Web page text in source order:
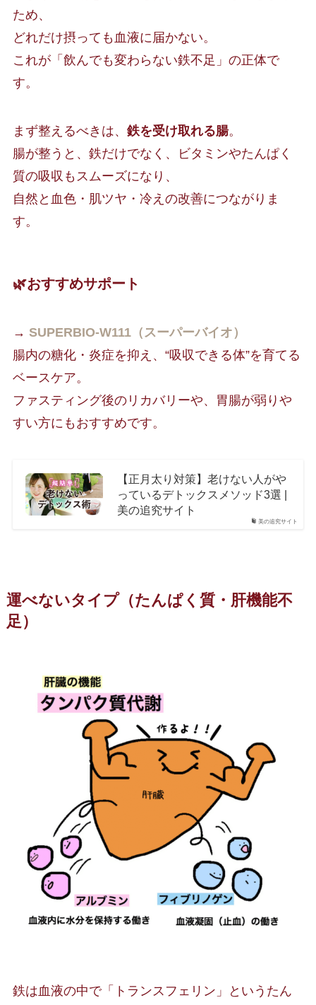
ため、
どれだけ摂っても血液に届かない。
これが「飲んでも変わらない鉄不足」の正体で
す。
まず整えるべきは、 鉄を受け取れる腸。
腸が整うと、鉄だけでなく、ビタミンやたんぱく
質の吸収もスムーズになり、
自然と血色・肌ツヤ・冷えの改善につながりま
す。
🌿おすすめサポート
→ SUPERBIO-W111（スーパーバイオ）
腸内の糖化・炎症を抑え、“吸収できる体”を育てる
ベースケア。
ファスティング後のリカバリーや、胃腸が弱りや
すい方にもおすすめです。
美の追究サイト
【正月太り対策】老けない人がや
っているデトックスメソッド3選 |
美の追究サイト
運べないタイプ（たんぱく質・肝機能不
足）
鉄は血液の中で「トランスフェリン」というたん